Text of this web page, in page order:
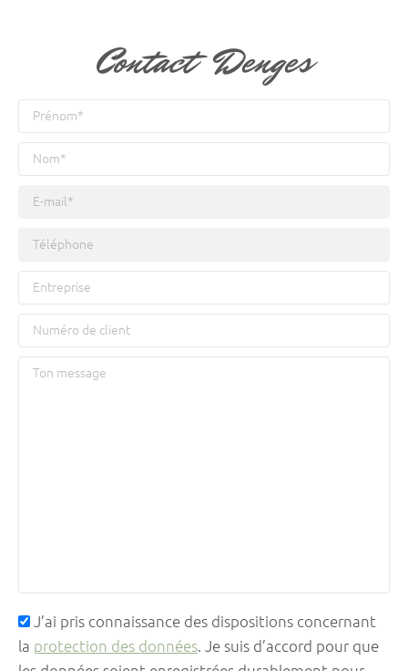
Contact Denges
J’ai pris connaissance des dispositions concernant
la protection des données. Je suis d’accord pour que